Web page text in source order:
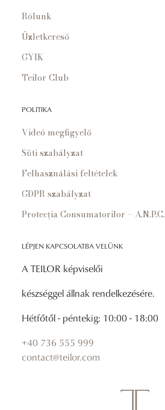
Rólunk
Üzletkereső
GYIK
Teilor Club
POLITIKA
Videó megfigyelő
Süti szabályzat
Felhasználási feltételek
GDPR szabályzat
Protecția Consumatorilor – A.N.P.C.
LÉPJEN KAPCSOLATBA VELÜNK
A TEILOR képviselői
készséggel állnak rendelkezésére.
Hétfőtől - péntekig: 10:00 - 18:00
+40 736 555 999
contact@teilor.com